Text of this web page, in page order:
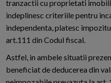
tranzactii cu proprietati
indeplinesc criteriile pentru
independenta, platesc
art.111 din Codul fiscal.
Astfel, in ambele situatii
beneficiat de deducerea din